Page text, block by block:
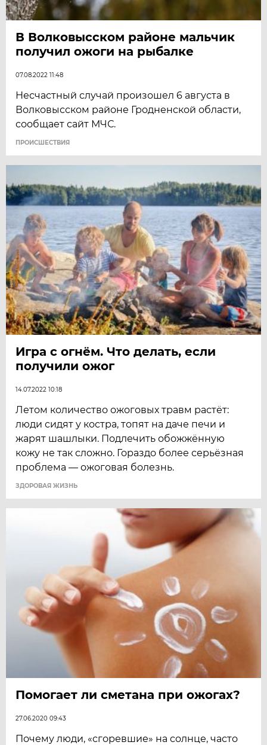
В Волковысском районе мальчик
получил ожоги на рыбалке
07.08.2022 11:48
Несчастный случай произошел 6 августа в
Волковысском районе Гродненской области,
сообщает сайт МЧС.
ПРОИСШЕСТВИЯ
Игра с огнём. Что делать, если
получили ожог
14.07.2022 10:18
Летом количество ожоговых травм растёт:
люди сидят у костра, топят на даче печи и
жарят шашлыки. Подлечить обожжённую
кожу не так сложно. Гораздо более серьёзная
проблема — ожоговая болезнь.
ЗДОРОВАЯ ЖИЗНЬ
Помогает ли сметана при ожогах?
27.06.2020 09:43
Почему люди, «сгоревшие» на солнце, часто